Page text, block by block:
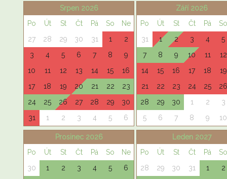
Srpen 2026
Po
Út St Čt Pá So
Ne
27
28 29 30 31 1
2
3
4 5 6 7 8
9
10
11 12 13 14 15
16
17
18 19 20 21 22
23
24
25 26 27 28 29
30
31
1 2 3 4 5 6
Září 2026
Po
Út St Čt Pá
So
31
1 2 3 4
5
7
8 9 10 11
12
14
15 16 17 18
19
21
22 23 24 25
26
28
29 30 1 2
3
5
6 7 8 9 10
Prosinec 2026
Po
Út St Čt Pá So
Ne
30
1 2 3 4 5
6
Leden 2027
Po
Út St Čt Pá
So
28
29 30 31 1
2